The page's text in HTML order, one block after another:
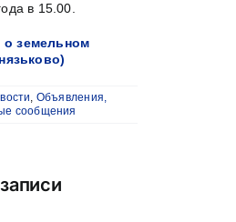
в 15.00.
земельном
, Объявления,
сообщения